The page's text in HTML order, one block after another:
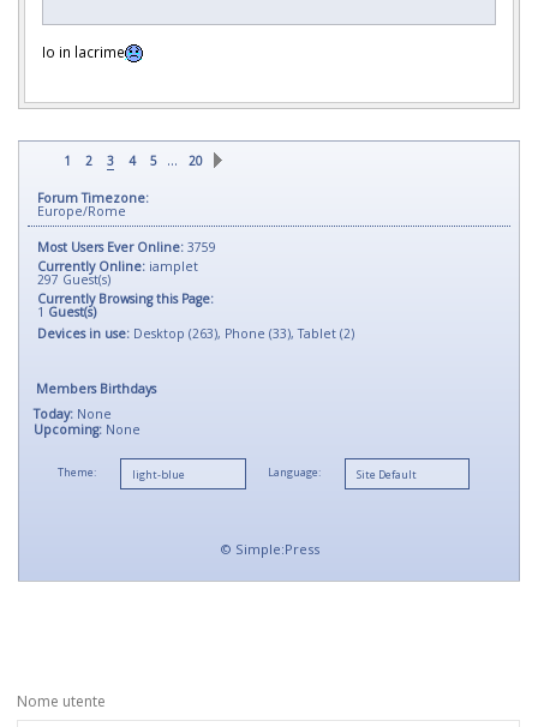
Io in lacrime
1 2 3 4 5 … 20
Forum Timezone:
Europe/Rome
Most Users Ever Online: 3759
Currently Online: iamplet
297 Guest(s)
Currently Browsing this Page:
1 Guest(s)
Devices in use: Desktop (263), Phone (33), Tablet (2)
Members Birthdays
Today: None
Upcoming: None
Theme: Language:
© Simple:Press
Nome utente